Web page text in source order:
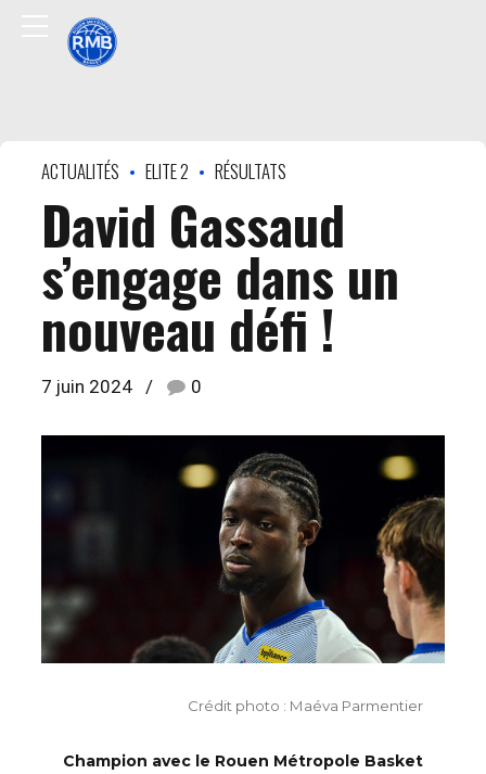
ACTUALITÉS ELITE 2 RÉSULTATS
David Gassaud
s’engage dans un
nouveau défi !
7 juin 2024 0
Crédit photo : Maéva Parmentier
Champion avec le Rouen Métropole Basket